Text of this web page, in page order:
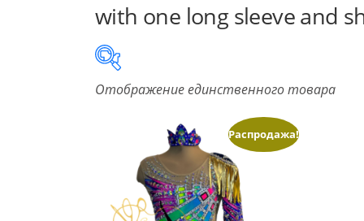
with one long sleeve and
В продаже
Product categories
Product categories
Отображение единственного товара
Распродажа!